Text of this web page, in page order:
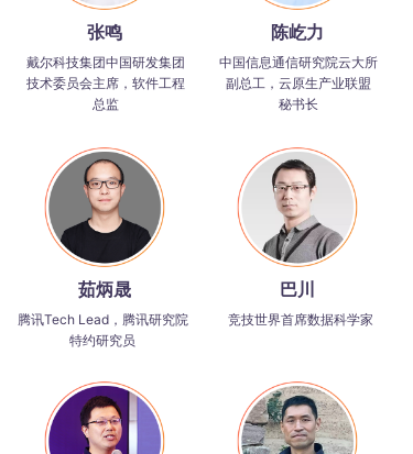
张鸣
戴尔科技集团中国研发集团
技术委员会主席，软件工程
总监
茹炳晟
腾讯Tech Lead，腾讯研究院
特约研究员
陈屹力
中国信息通信研究院云大所
副总工，云原生产业联盟
秘书长
巴川
竞技世界首席数据科学家